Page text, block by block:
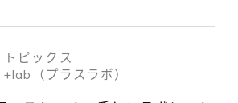
トピックス
+lab（プラスラボ）